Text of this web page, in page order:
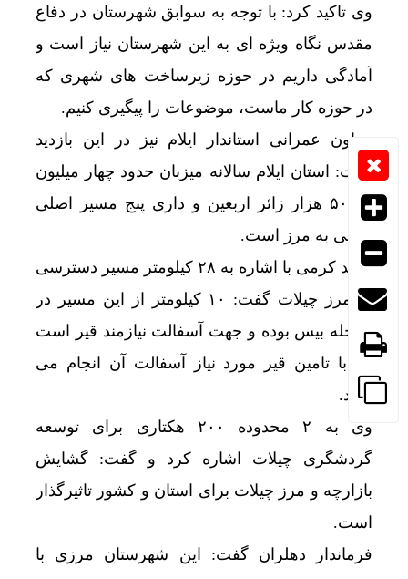
وی تاکید کرد: با توجه به سوابق شهرستان در دفاع
مقدس نگاه ویژه ای به این شهرستان نیاز است و
آمادگی داریم در حوزه زیرساخت های شهری که
در حوزه کار ماست، موضوعات را پیگیری کنیم.
معاون عمرانی استاندار ایلام نیز در این بازدید
گفت: استان ایلام سالانه میزبان حدود چهار میلیون
و ۵۰۰ هزار زائر اربعین و داری پنج مسیر اصلی
منتهی به مرز است.
احمد کرمی با اشاره به ۲۸ کیلومتر مسیر دسترسی
به مرز چیلات گفت: ۱۰ کیلومتر از این مسیر در
مرحله بیس بوده و جهت آسفالت نیازمند قیر است
که با تامین قیر مورد نیاز آسفالت آن انجام می
شود.
وی به ۲ محدوده ۲۰۰ هکتاری برای توسعه
گردشگری چیلات اشاره کرد و گفت: گشایش
بازارچه و مرز چیلات برای استان و کشور تاثیرگذار
است.
فرماندار دهلران گفت: این شهرستان مرزی با